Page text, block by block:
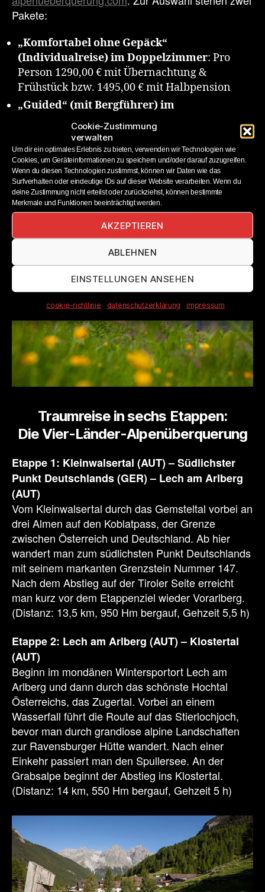
Cookie-Zustimmung
verwalten
Um dir ein optimales Erlebnis zu bieten, verwenden wir Technologien wie
Cookies, um Geräteinformationen zu speichern und/oder darauf zuzugreifen.
Wenn du diesen Technologien zustimmst, können wir Daten wie das
Surfverhalten oder eindeutige IDs auf dieser Website verarbeiten. Wenn du
deine Zustimmung nicht erteilst oder zurückziehst, können bestimmte
Merkmale und Funktionen beeinträchtigt werden.
AKZEPTIEREN
ABLEHNEN
EINSTELLUNGEN ANSEHEN
cookie-richtlinie datenschutzerklärung impressum
Pakete:
„Komfortabel ohne Gepäck“
(Individualreise) im Doppelzimmer: Pro
Person 1290,00 € mit Übernachtung &
Frühstück bzw. 1495,00 € mit Halbpension
„Guided“ (mit Bergführer) im
Doppelzimmer
: Pro Person 1990,00 € mit
Halbpension
Aufschlag fürEinzelzimmerjeweils: 390,00 €
Gepäcktransport und Rücktransportzum
Ausgangsort sind in beiden Angeboten
inkludiert.
Traumreise in sechs Etappen:
Die Vier-Länder-Alpenüberquerung
Etappe 1: Kleinwalsertal (AUT) – Südlichster
Punkt Deutschlands (GER) – Lech am Arlberg
(AUT)
Vom Kleinwalsertal durch das Gemsteltal vorbei an
drei Almen auf den Koblatpass, der Grenze
zwischen Österreich und Deutschland. Ab hier
wandert man zum südlichsten Punkt Deutschlands
mit seinem markanten Grenzstein Nummer 147.
Nach dem Abstieg auf der Tiroler Seite erreicht
man kurz vor dem Etappenziel wieder Vorarlberg.
(Distanz: 13,5 km, 950 Hm bergauf, Gehzeit 5,5 h)
Etappe 2: Lech am Arlberg (AUT) – Klostertal
(AUT)
Beginn im mondänen Wintersportort Lech am
Arlberg und dann durch das schönste Hochtal
Österreichs, das Zugertal. Vorbei an einem
Wasserfall führt die Route auf das Stierlochjoch,
bevor man durch grandiose alpine Landschaften
zur Ravensburger Hütte wandert. Nach einer
Einkehr passiert man den Spullersee. An der
Grabsalpe beginnt der Abstieg ins Klostertal.
(Distanz: 14 km, 550 Hm bergauf, Gehzeit 5 h)